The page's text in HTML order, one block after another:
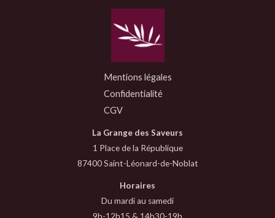
Mentions légales
Confidentialité
CGV
La Grange des Saveurs
1 Place de la République
87400 Saint-Léonard-de-Noblat
Horaires
Du mardi au samedi